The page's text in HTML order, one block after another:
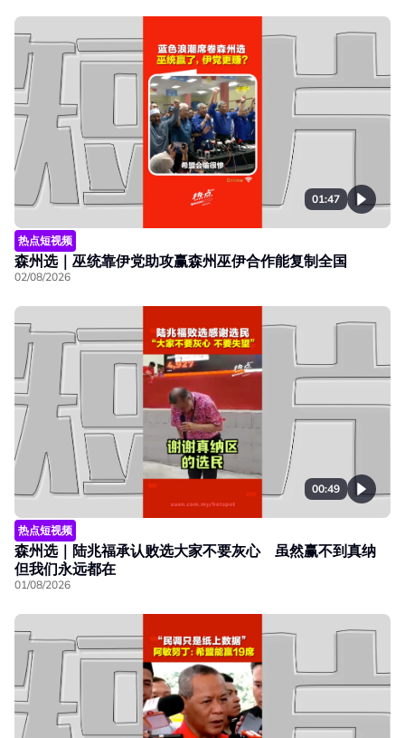
01:47
热点短视频
森州选｜巫统靠伊党助攻赢森州巫伊合作能复制全国
02/08/2026
00:49
热点短视频
森州选｜陆兆福承认败选大家不要灰心 虽然赢不到真纳
但我们永远都在
01/08/2026